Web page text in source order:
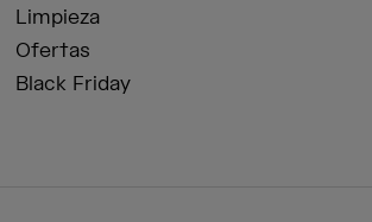
Limpieza
Ofertas
Black Friday